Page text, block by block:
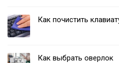
Как почистить
Как выбрать оверлок